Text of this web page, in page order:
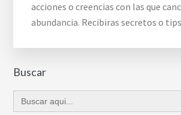
acciones o creencias con las que
abundancia. Recibiras secretos o
Buscar
Buscar: